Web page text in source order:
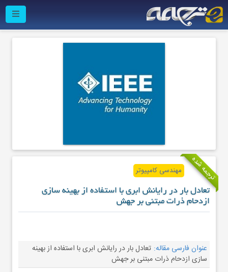
ترجمه شده مهندسی کامپیوتر
تعادل بار در رایانش ابری با استفاده از بهینه سازی
ازدحام ذرات مبتنی بر جهش
عنوان فارسی مقاله: تعادل بار در رایانش ابری با استفاده از بهینه
سازی ازدحام ذرات مبتنی بر جهش